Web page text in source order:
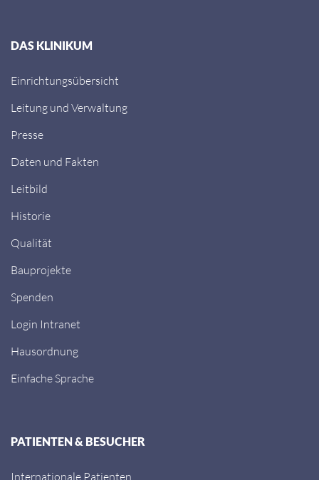
DAS KLINIKUM
Einrichtungsübersicht
Leitung und Verwaltung
Presse
Daten und Fakten
Leitbild
Historie
Qualität
Bauprojekte
Spenden
Login Intranet
Hausordnung
Einfache Sprache
PATIENTEN & BESUCHER
Internationale Patienten